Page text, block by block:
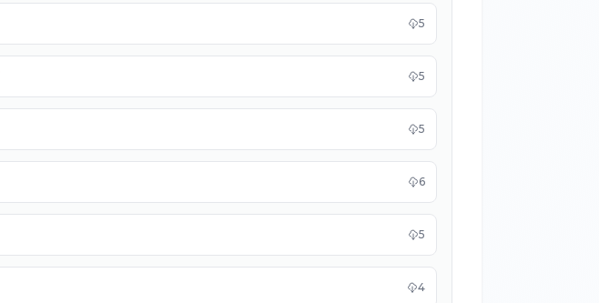
5
5
5
6
5
4